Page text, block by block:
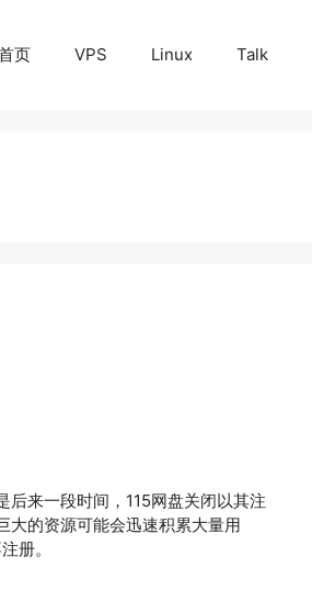
页 VPS Linux Talk
后来一段时间，115网盘关闭以其注
大的资源可能会迅速积累大量用
册。